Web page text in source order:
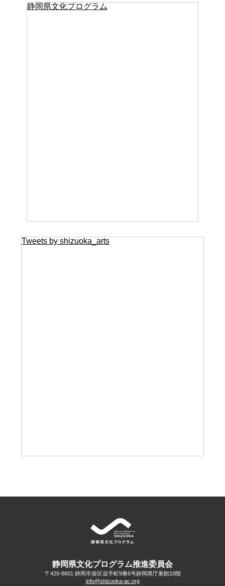
静岡県文化プログラム
Tweets by shizuoka_arts
静岡県文化プログラム推進委員会
〒420-8601 静岡市葵区追手町9番6号静岡県庁東館10階
info@shizuoka-ac.org